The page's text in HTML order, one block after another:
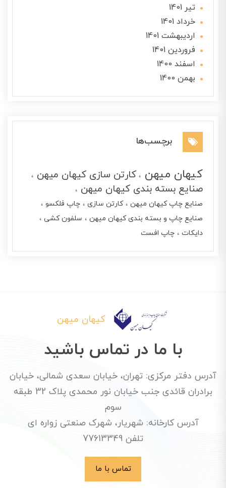
تير 1401
خرداد 1401
ارديبهشت 1401
فروردین 1401
اسفند 1400
بهمن 1400
برچسب‌ها
کیهان میهن
کارتن سازی کیهان میهن
صنایع بسته بندی کیهان میهن
صنایع چاپ کیهان میهن کارتن سازی
چاپ فلکسو
صنایع چاپ و بسته بندی کیهان میهن
سلفون کشی
دایکات
چاپ افست
کیهان میهن
با ما در تماس باشید
آدرس دفتر مرکزی: تهران، خیابان سعدی شمالی، خیابان
برادران قائدی جنب خیابان نور محمدی پلاک 32 طبقه
سوم
آدرس کارخانه: شهریار، شهرک صنعتی زواره ای
تلفن 77613349
تماس با ما